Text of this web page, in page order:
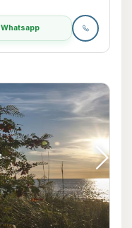
Whatsapp